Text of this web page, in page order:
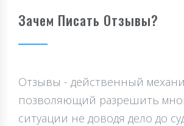
Зачем Писать Отзывы?
Отзывы - действенный
позволяющий разрешить
ситуации не доводя дело до